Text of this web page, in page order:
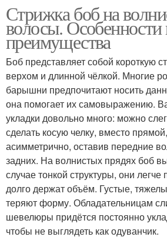
Удлиненный боб
Каре на кудрявые
волосы
Боб на кудрявые
волосы
Стрижка боб на
волосы. Особенности
преимущества
Боб представляет собой короткую
верхом и длинной чёлкой. Многие
барышни предпочитают носить
она помогает их самовыражению.
укладки довольно много: можно
сделать косую челку, вместо
асимметрично, оставив передние
задних. На волнистых прядях боб
случае тонкой структуры, они
долго держат объём. Густые,
теряют форму. Обладательницам
шевелюры придётся постоянно
чтобы не выглядеть как одуванчик.